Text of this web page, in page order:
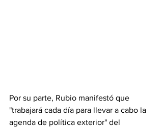
Por su parte, Rubio manifestó que
"trabajará cada día para llevar a cabo la
agenda de política exterior" del